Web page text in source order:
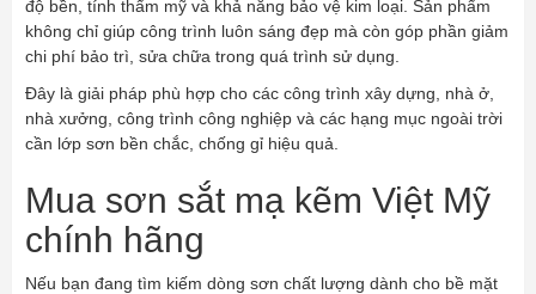
độ bền, tính thẩm mỹ và khả năng bảo vệ kim loại. Sản phẩm
không chỉ giúp công trình luôn sáng đẹp mà còn góp phần giảm
chi phí bảo trì, sửa chữa trong quá trình sử dụng.
Đây là giải pháp phù hợp cho các công trình xây dựng, nhà ở,
nhà xưởng, công trình công nghiệp và các hạng mục ngoài trời
cần lớp sơn bền chắc, chống gỉ hiệu quả.
Mua sơn sắt mạ kẽm Việt Mỹ
chính hãng
Nếu bạn đang tìm kiếm dòng sơn chất lượng dành cho bề mặt